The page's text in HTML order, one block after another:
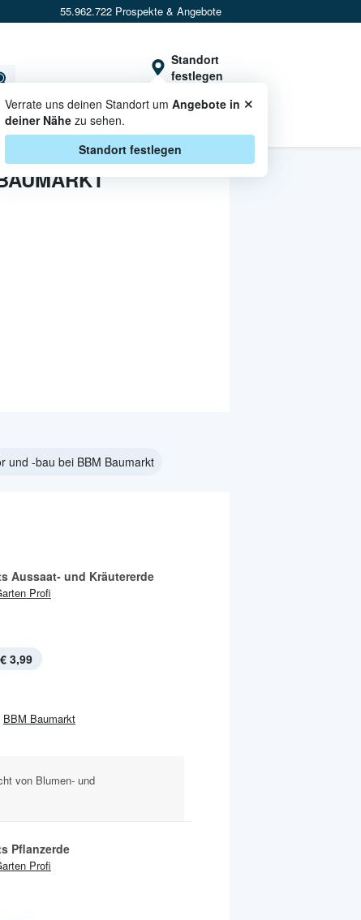
55.962.722 Prospekte & Angebote
Standort
festlegen
Verrate uns deinen Standort umAngebote in
deiner Nähe zu sehen.
Standort festlegen
×
CASHBACK
und -bau bei BBM Baumarkt
Aussaat- und Kräutererde
Profi
€ 3,99
BBM Baumarkt
von Blumen- und
Pflanzerde
Profi